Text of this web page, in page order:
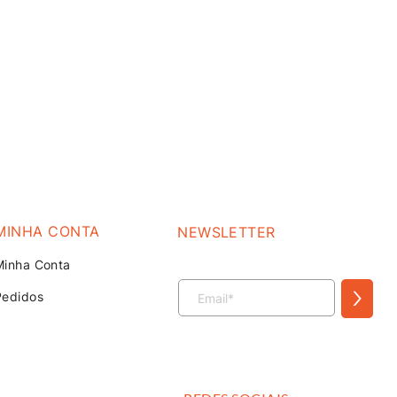
CONTA
Conta
NEWSLETTER
>